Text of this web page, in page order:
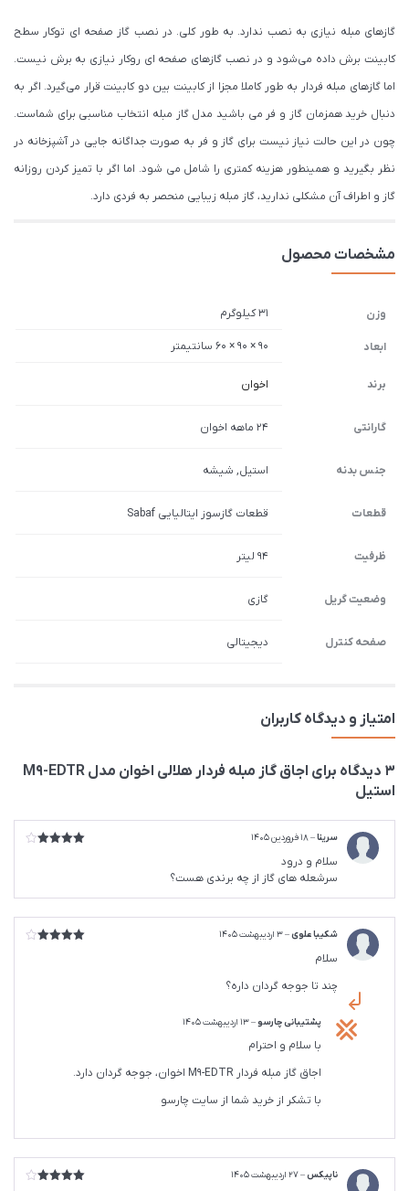
گازهای مبله نیازی به نصب ندارد. به طور کلی. در نصب گاز صفحه ای توکار سطح
کابینت برش داده می‌شود و در نصب گازهای صفحه ای روکار نیازی به برش نیست.
اما گازهای مبله فردار به طور کاملا مجزا از کابینت بین دو کابینت قرار می‌گیرد. اگر به
دنبال خرید همزمان گاز و فر می باشید مدل گاز مبله انتخاب مناسبی برای شماست.
چون در این حالت نیاز نیست برای گاز و فر به صورت جداگانه جایی در آشپزخانه در
نظر بگیرید و همینطور هزینه کمتری را شامل می شود. اما اگر با تمیز کردن روزانه
گاز و اطراف آن مشکلی ندارید، گاز مبله زیبایی منحصر به فردی دارد.
مشخصات محصول
وزن 31 کیلوگرم
ابعاد 90 × 90 × 60 سانتیمتر
برند اخوان
گارانتی ۲۴ ماهه اخوان
جنس بدنه استیل, شیشه
قطعات قطعات گازسوز ایتالیایی Sabaf
ظرفیت 94 لیتر
وضعیت گریل گازی
صفحه کنترل دیجیتالی
امتیاز و دیدگاه کاربران
3 دیدگاه برای
اجاق گاز مبله فردار هلالی اخوان مدل M9-EDTR
استیل
سرینا–18 فروردین 1405
سلام و درود
سرشعله های گاز از چه برندی هست؟
شکیبا علوی–3 اردیبهشت 1405
سلام
چند تا جوجه گردان داره؟
پشتیبانی چارسو–13 اردیبهشت 1405
با سلام و احترام
اجاق گاز مبله فردار M9-EDTR اخوان، جوجه گردان دارد.
با تشکر از خرید شما از سایت چارسو
ناپیکس–27 اردیبهشت 1405